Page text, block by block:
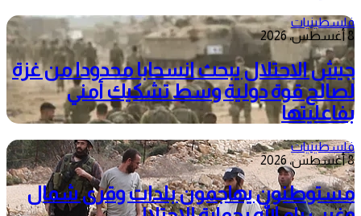
فلسطينيات
8 أغسطس، 2026
جيش الاحتلال يبحث انسحابا محدودا من غزة
لصالح قوة دولية وسط تشكيك أمني
بفاعليتها
فلسطينيات
8 أغسطس، 2026
مستوطنون يهاجمون بلدات وقرى شمال